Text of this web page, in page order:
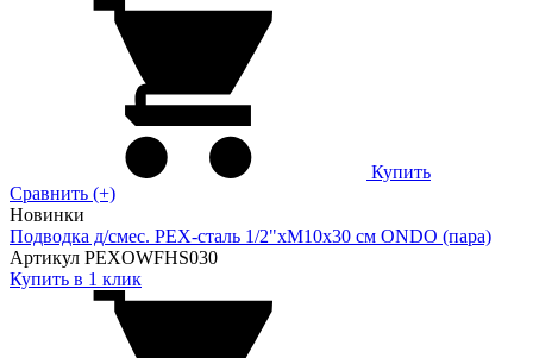
Купить
Сравнить (+)
Новинки
Подводка д/смес. PEX-сталь 1/2"xM10x30 см ONDO (пара)
Артикул PEXOWFHS030
Купить в 1 клик